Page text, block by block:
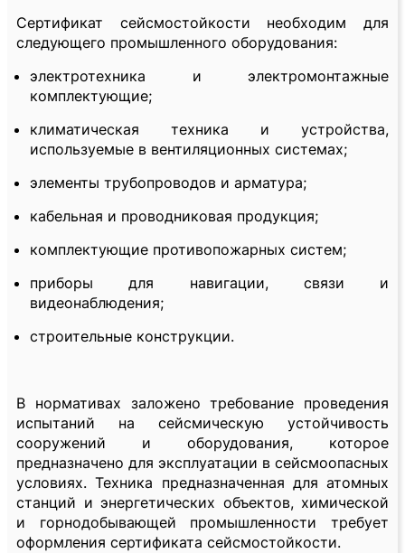
Сертификат сейсмостойкости необходим для
следующего промышленного оборудования:
электротехника и электромонтажные
комплектующие;
климатическая техника и устройства,
используемые в вентиляционных системах;
элементы трубопроводов и арматура;
кабельная и проводниковая продукция;
комплектующие противопожарных систем;
приборы для навигации, связи и
видеонаблюдения;
строительные конструкции.
В нормативах заложено требование проведения
испытаний на сейсмическую устойчивость
сооружений и оборудования, которое
предназначено для эксплуатации в сейсмоопасных
условиях. Техника предназначенная для атомных
станций и энергетических объектов, химической
и горнодобывающей промышленности требует
оформления сертификата сейсмостойкости.